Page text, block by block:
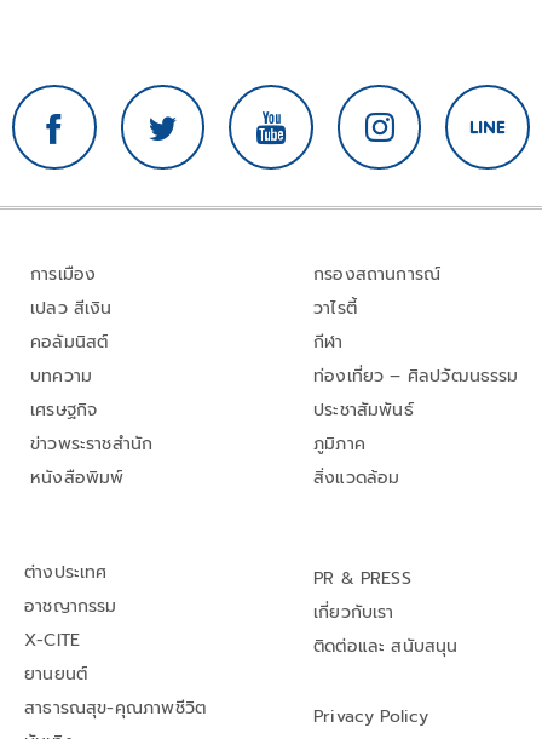
การเมือง
เปลว สีเงิน
คอลัมนิสต์
บทความ
เศรษฐกิจ
ข่าวพระราชสำนัก
หนังสือพิมพ์
กรองสถานการณ์
วาไรตี้
กีฬา
ท่องเที่ยว – ศิลปวัฒนธรรม
ประชาสัมพันธ์
ภูมิภาค
สิ่งแวดล้อม
ต่างประเทศ
อาชญากรรม
X-CITE
ยานยนต์
สาธารณสุข-คุณภาพชีวิต
PR & PRESS
เกี่ยวกับเรา
ติดต่อและ สนับสนุน
Privacy Policy